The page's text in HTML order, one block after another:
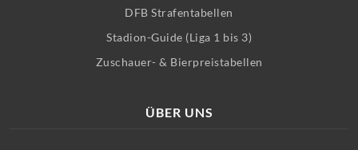
DFB Strafentabellen
Stadion-Guide (Liga 1 bis 3)
Zuschauer- & Bierpreistabellen
ÜBER UNS